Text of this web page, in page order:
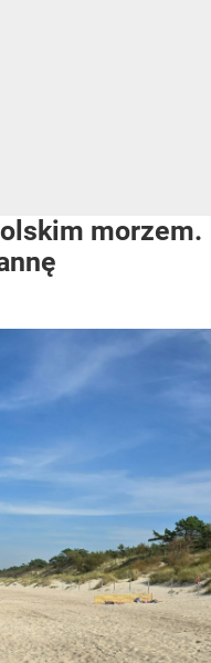
morzem.